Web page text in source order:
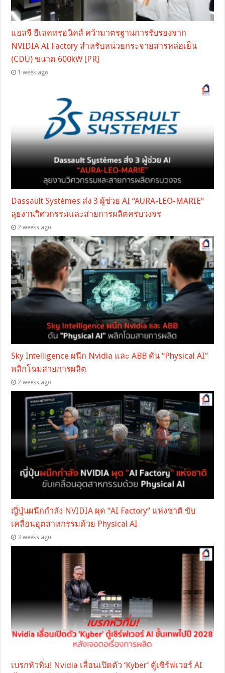
แอลจี อีเลคทรอนิคส์ คว้ามาตรฐานการรับรองจาก
NVIDIA AI Factory สำหรับหน่วยกระจายสารหล่อเย็น
(CDU) ขนาด 600kW [PR]
1 week ago
Dassault Systèmes ส่ง 3 ผู้ช่วย AI “AURA-LEO-MARIE”
ลุยงานวิศวกรรมและสายการผลิตครบวงจร
2 weeks ago
Sky Intelligence ผนึก Nvidia และ ABB ดัน “Physical AI”
พลิกโฉมสายการผลิต
2 weeks ago
ญี่ปุ่นผนึกกำลัง NVIDIA ผุด “AI Factory” แห่งชาติ ขับ
เคลื่อนอุตสาหกรรมด้วย Physical AI
3 weeks ago
เบรกหัวทิ่ม! Nvidia เลื่อนเปิดตัว ‘Kyber’ ตู้เซิร์ฟเวอร์ AI